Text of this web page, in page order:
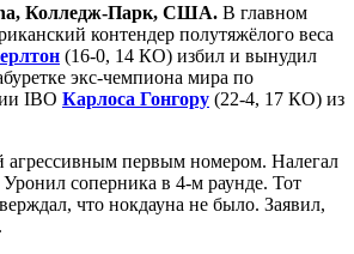
Колледж-Парк, США. В главном
контендер полутяжёлого веса
(16-0, 14 КО) избил и вынудил
экс-чемпиона мира по
IBO Карлоса Гонгору (22-4, 17 КО) из
агрессивным первым номером. Налегал
соперника в 4-м раунде. Тот
что нокдауна не было. Заявил,